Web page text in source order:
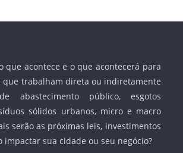
que acontece e o que acontecerá para
que trabalham direta ou indiretamente
abastecimento público, esgotos
sólidos urbanos, micro e macro
serão as próximas leis, investimentos
impactar sua cidade ou seu negócio?